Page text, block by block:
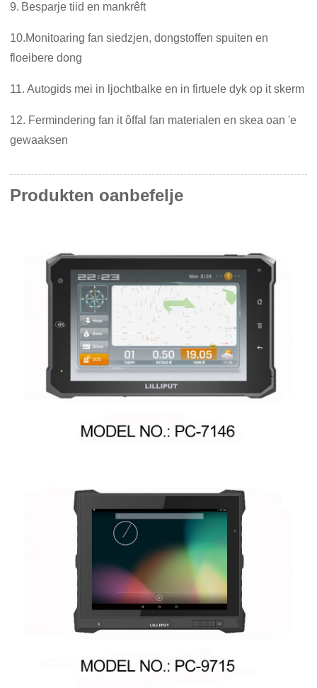
9. Besparje tiid en mankrêft
10.Monitoaring fan siedzjen, dongstoffen spuiten en
floeibere dong
11. Autogids mei in ljochtbalke en in firtuele dyk op it skerm
12. Fermindering fan it ôffal fan materialen en skea oan 'e
gewaaksen
Produkten oanbefelje